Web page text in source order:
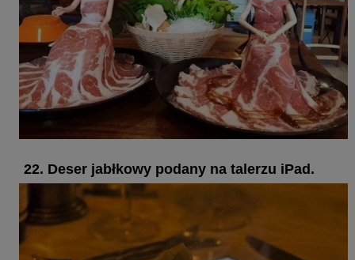
22. Deser jabłkowy podany na talerzu iPad.